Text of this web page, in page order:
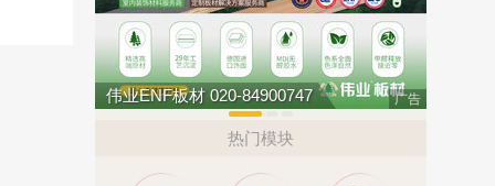
伟业ENF板材 020-84900747 广告
热门模块